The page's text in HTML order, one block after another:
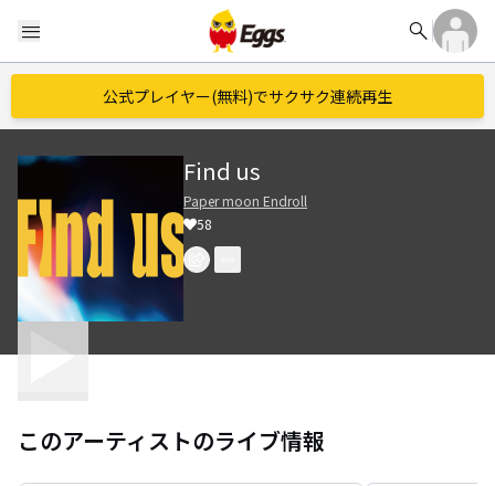
menu search
公式プレイヤー(無料)でサクサク連続再生
Find us
Paper moon Endroll
58
このアーティストのライブ情報